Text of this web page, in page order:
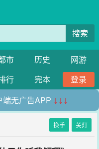
搜索
市 历史
网游
行 完本
登录
无广告APP ↓↓↓
换手 关灯